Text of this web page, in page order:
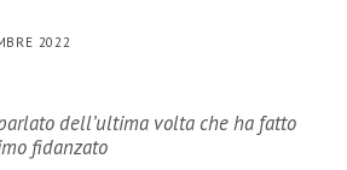
2022
dell’ultima volta che ha fatto
fidanzato